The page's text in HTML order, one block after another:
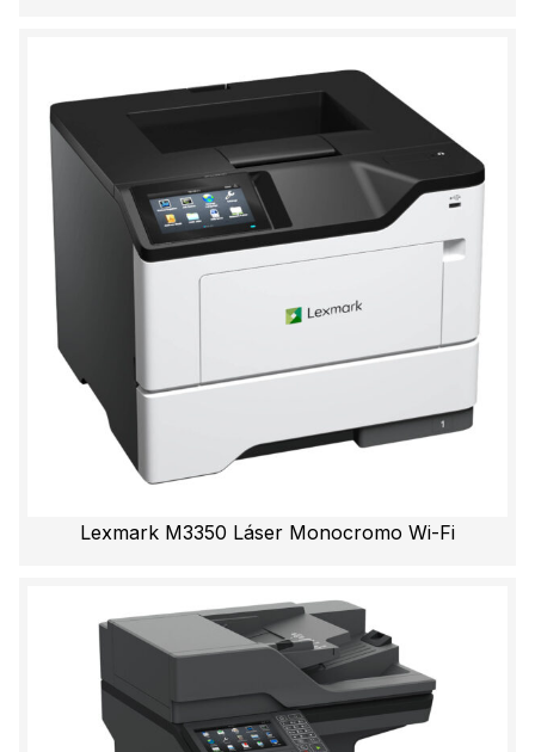
Lexmark M3350 Láser Monocromo Wi-Fi